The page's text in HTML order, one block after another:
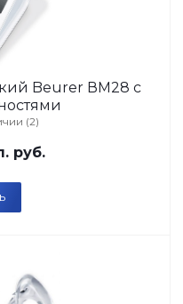
Beurer ВМ28 с
(2)
руб.